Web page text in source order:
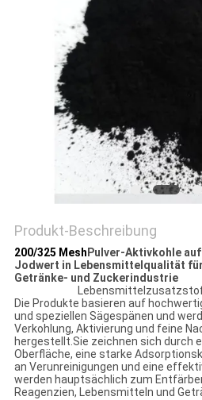
Produkt-Beschreibung
200/325 Mesh Pulver-Aktivkohle
Jodwert in Lebensmittelqualität
Getränke- und Zuckerindustrie
Die Produkte basieren auf
und speziellen Sägespänen und
Verkohlung, Aktivierung und feine
hergestellt.Sie zeichnen sich durch
Oberfläche, eine starke
an Verunreinigungen und eine
werden hauptsächlich zum
Reagenzien, Lebensmitteln und